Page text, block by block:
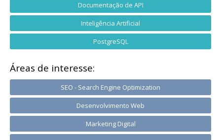
Documentação de API
Inteligência Artificial
PostgreSQL
Áreas de interesse:
SEO - Search Engine Optimization
Desenvolvimento Web
Marketing Digital